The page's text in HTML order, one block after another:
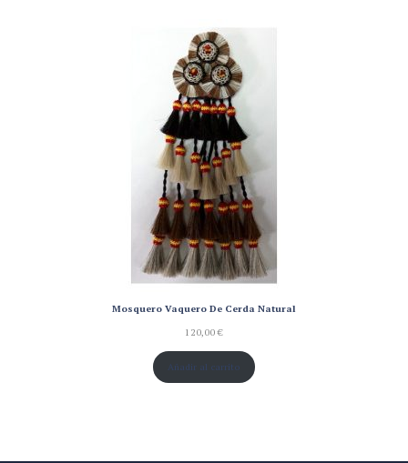
Mosquero Vaquero De Cerda Natural
120,00€
Añadir al carrito